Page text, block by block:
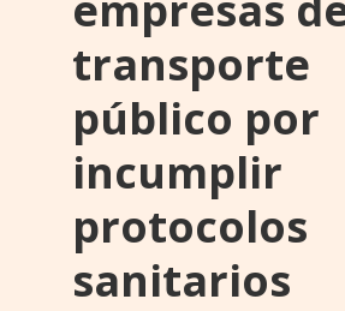
transporte
público por
incumplir
protocolos
sanitarios